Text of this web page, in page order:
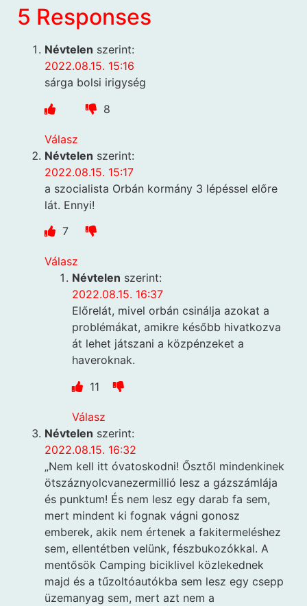
5 Responses
Névtelen szerint:
2022.08.15. 15:16
sárga bolsi irigység
8
Válasz
Névtelen szerint:
2022.08.15. 15:17
a szocialista Orbán kormány 3 lépéssel előre
lát. Ennyi!
7
Válasz
Névtelen szerint:
2022.08.15. 16:37
Előrelát, mivel orbán csinálja azokat a
problémákat, amikre később hivatkozva
át lehet játszani a közpénzeket a
haveroknak.
11
Válasz
Névtelen szerint:
2022.08.15. 16:32
„Nem kell itt óvatoskodni! Ősztől mindenkinek
ötszáznyolcvanezermillió lesz a gázszámlája
és punktum! És nem lesz egy darab fa sem,
mert mindent ki fognak vágni gonosz
emberek, akik nem értenek a fakitermeléshez
sem, ellentétben velünk, fészbukozókkal. A
mentősök Camping biciklivel közlekednek
majd és a tűzoltóautókba sem lesz egy csepp
üzemanyag sem, mert azt nem a